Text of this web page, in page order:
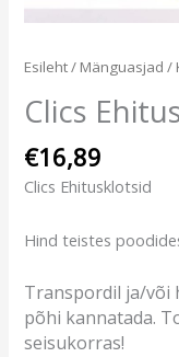
Esileht/ Mänguasjad /
Clics
€16,89
Clics Ehitusklotsid
Hind teistes
Transpordil ja/või
põhi kannatada.
seisukorras!